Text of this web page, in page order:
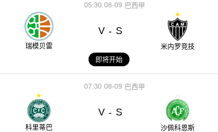
08-09
05:30 巴西甲
瑞模贝雷
V - S
米内罗竞技
即将开始
08-09
07:30 巴西甲
科里蒂巴
V - S
沙佩科恩斯